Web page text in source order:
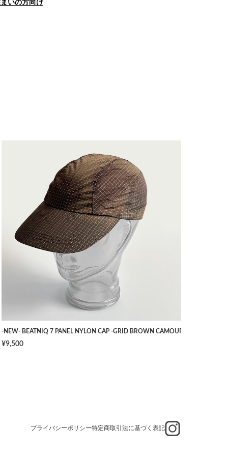
いの方向け
-NAVY- [W34]
-NEW- BEATNIQ 7 PANEL NYLON CAP -GRID BROWN CAMOUFLAGE- [ONE
¥9,500
プライバシーポリシー特定商取引法に基づく表記